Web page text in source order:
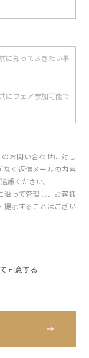
お問い合わせに対し
なく返信メールの内容
慮ください。
って管理し、お客様
提示することはござい
同意する